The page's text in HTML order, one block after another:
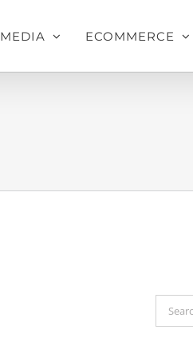
MEDIA ECOMMERCE
Search
for: